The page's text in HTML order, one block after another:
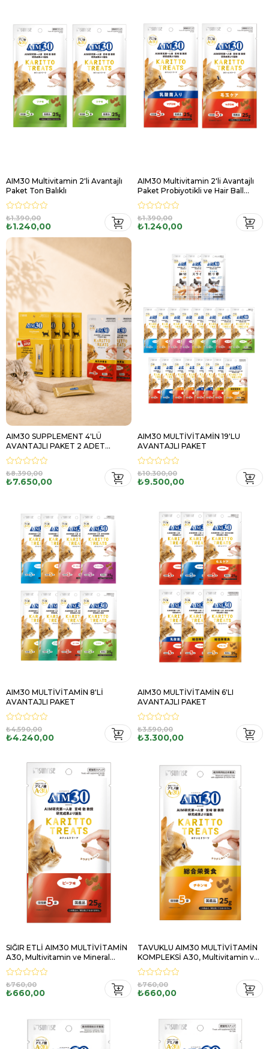
AIM30 Multivitamin 2'li Avantajlı
Paket Ton Balıklı
₺1.240,00
₺1.390,00
AIM30 Multivitamin 2'li Avantajlı
Paket Probiyotikli ve Hair Ball
Control
₺1.240,00
₺1.390,00
AIM30 SUPPLEMENT 4'LÜ
AVANTAJLI PAKET 2 ADET
MULTİVİTAMİN HEDİYELİ
₺7.650,00
₺8.390,00
AIM30 MULTİVİTAMİN 19'LU
AVANTAJLI PAKET
₺9.500,00
₺10.300,00
AIM30 MULTİVİTAMİN 8'Lİ
AVANTAJLI PAKET
₺4.240,00
₺4.590,00
AIM30 MULTİVİTAMİN 6'LI
AVANTAJLI PAKET
₺3.300,00
₺3.590,00
SIĞIR ETLİ AIM30 MULTİVİTAMİN
A30, Multivitamin ve Mineral
İçeren Takviye Edici Gıda
₺660,00
₺760,00
TAVUKLU AIM30 MULTİVİTAMİN
KOMPLEKSİ A30, Multivitamin ve
Mineral İçeren Takviye Edici Gıda
₺660,00
₺760,00